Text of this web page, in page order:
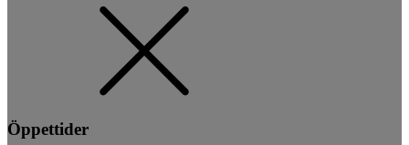
Öppettider